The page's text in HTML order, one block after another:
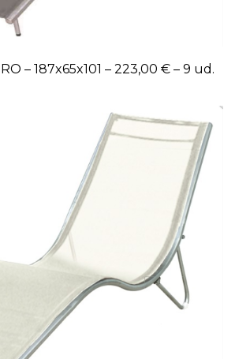
– 187x65x101 – 223,00 € – 9 ud.